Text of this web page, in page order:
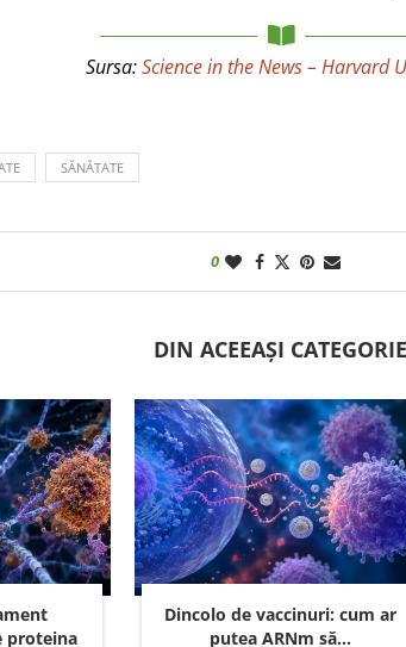
Sursa:Science in the News – Harvard
SĂNĂTATE
0
DIN ACEEAȘI CATEGORIE
proteina
Dincolo de vaccinuri: cum ar
putea ARNm să...